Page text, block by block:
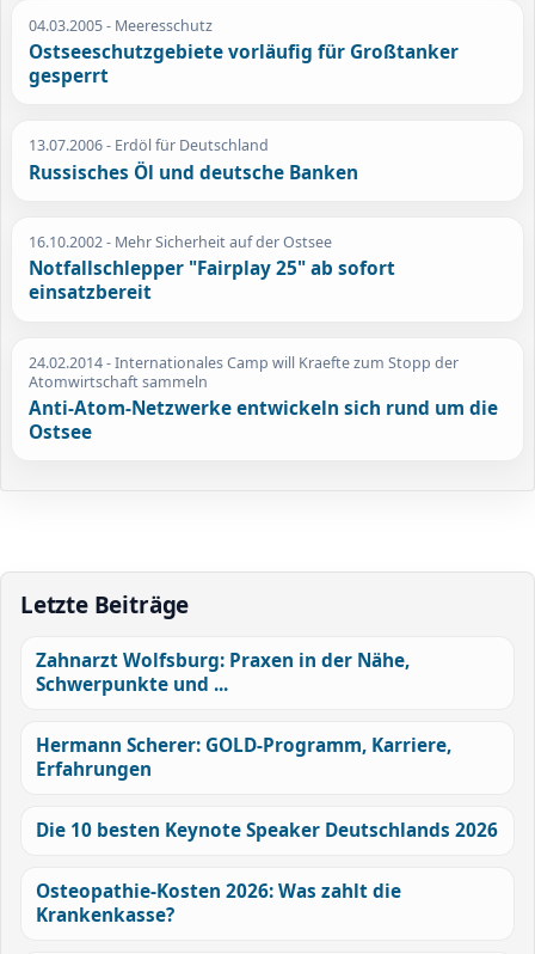
04.03.2005- Meeresschutz
Ostseeschutzgebiete vorläufig für Großtanker
gesperrt
13.07.2006- Erdöl für Deutschland
Russisches Öl und deutsche Banken
16.10.2002- Mehr Sicherheit auf der Ostsee
Notfallschlepper "Fairplay 25" ab sofort
einsatzbereit
24.02.2014- Internationales Camp will Kraefte zum Stopp der
Atomwirtschaft sammeln
Anti-Atom-Netzwerke entwickeln sich rund um die
Ostsee
Letzte Beiträge
Zahnarzt Wolfsburg: Praxen in der Nähe,
Schwerpunkte und ...
Hermann Scherer: GOLD-Programm, Karriere,
Erfahrungen
Die 10 besten Keynote Speaker Deutschlands 2026
Osteopathie-Kosten 2026: Was zahlt die
Krankenkasse?